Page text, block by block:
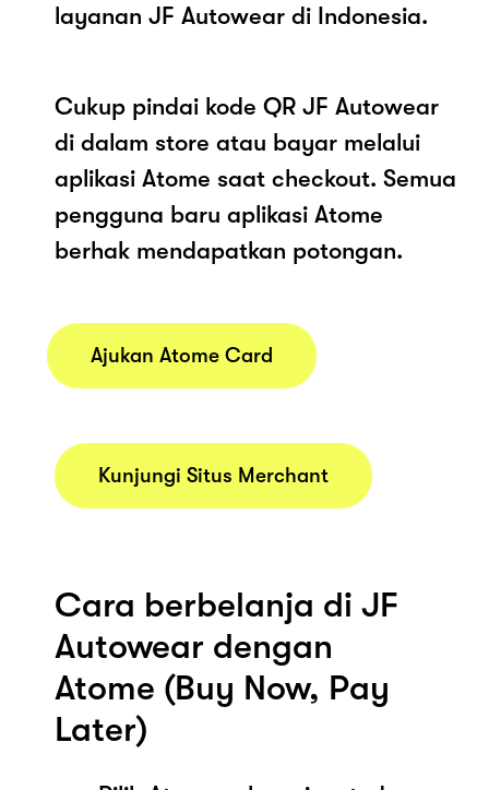
layanan JF Autowear di Indonesia.
Cukup pindai kode QR JF Autowear
di dalam store atau bayar melalui
aplikasi Atome saat checkout. Semua
pengguna baru aplikasi Atome
berhak mendapatkan potongan.
Ajukan Atome Card
Kunjungi Situs Merchant
Cara berbelanja di JF
Autowear dengan
Atome (Buy Now, Pay
Later)